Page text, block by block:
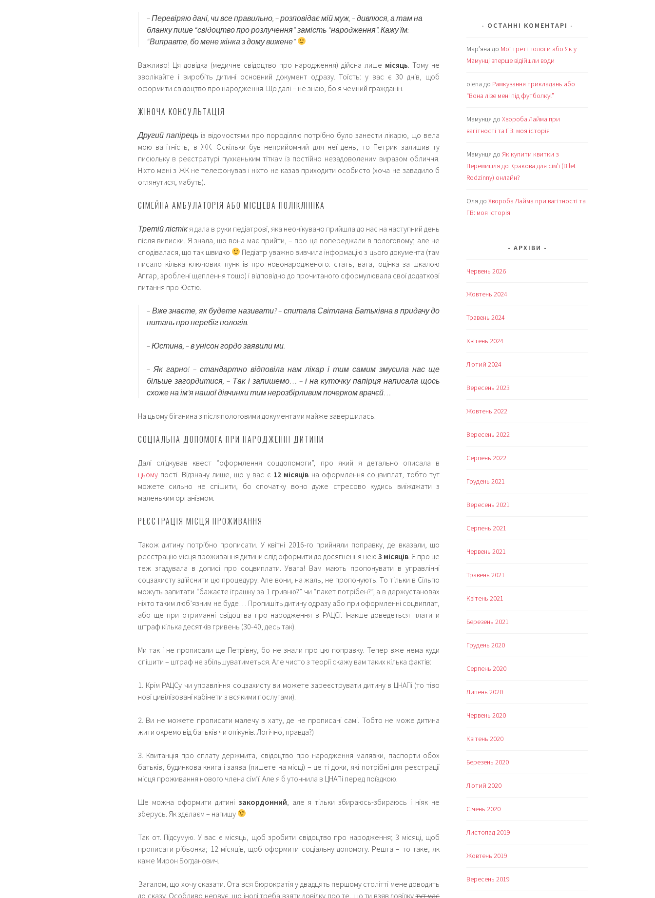
– Перевіряю дані, чи все правильно, – розповідає мій муж, – дивлюся, а там на
бланку пише “свідоцтво про розлучення” замість “народження”. Кажу їм:
“Виправте, бо мене жінка з дому вижене”
Важливо! Ця довідка (медичне свідоцтво про народження) дійсна лише місяць . Тому не
зволікайте і виробіть дитині основний документ одразу. Тоїсть: у вас є 30 днів, щоб
оформити свідоцтво про народження. Що далі – не знаю, бо я чемний гражданін.
ЖІНОЧА КОНСУЛЬТАЦІЯ
Другий папірець із відомостями про породіллю потрібно було занести лікарю, що вела
мою вагітність, в ЖК. Оскільки був неприйомний для неї день, то Петрик залишив ту
писюльку в реєстратурі пухкеньким тіткам із постійно незадоволеним виразом обличчя.
Ніхто мені з ЖК не телефонував і ніхто не казав приходити особисто (хоча не завадило б
оглянутися, мабуть).
СІМЕЙНА АМБУЛАТОРІЯ АБО МІСЦЕВА ПОЛІКЛІНІКА
Третій лістік я дала в руки педіатрові, яка неочікувано прийшла до нас на наступний день
після виписки. Я знала, що вона має прийти, – про це попереджали в пологовому; але не
сподівалася, що так швидко
Педіатр уважно вивчила інформацію з цього документа (там
писало кілька ключових пунктів про новонародженого: стать, вага, оцінка за шкалою
Апгар, зроблені щеплення тощо) і відповідно до прочитаного сформулювала свої додаткові
питання про Юстю.
– Вже знаєте, як будете називати? – спитала Світлана Батьківна в придачу до
питань про перебіг пологів.
– Юстина, – в унісон гордо заявили ми.
– Як гарно! – стандартно відповіла нам лікар і тим самим змусила нас ще
більше загордитися, – Так і запишемо… – і на куточку папірця написала щось
схоже на ім’я нашої дівчинки тим нерозбірливим почерком врачєй…
На цьому біганина з післяпологовими документами майже завершилась.
СОЦІАЛЬНА ДОПОМОГА ПРИ НАРОДЖЕННІ ДИТИНИ
Далі слідкував квест “оформлення соцдопомоги”, про який я детально описала в
цьому пості. Відзначу лише, що у вас є 12 місяців на оформлення соцвиплат, тобто тут
можете сильно не спішити, бо спочатку воно дуже стресово кудись виїжджати з
маленьким організмом.
РЕЄСТРАЦІЯ МІСЦЯ ПРОЖИВАННЯ
Також дитину потрібно прописати. У квітні 2016-го прийняли поправку, де вказали, що
реєстрацію місця проживання дитини слід оформити до досягнення нею 3 місяців . Я про це
теж згадувала в дописі про соцвиплати. Увага! Вам мають пропонувати в управлінні
соцзахисту здійснити цю процедуру. Але вони, на жаль, не пропонують. То тільки в Сільпо
можуть запитати “бажаєте іграшку за 1 гривню?” чи “пакет потрібен?”, а в держустановах
ніхто таким люб’язним не буде… Пропишіть дитину одразу або при оформленні соцвиплат,
або ще при отриманні свідоцтва про народження в РАЦСі. Інакше доведеться платити
штраф кілька десятків гривень (30-40, десь так).
Ми так і не прописали ще Петрівну, бо не знали про цю поправку. Тепер вже нема куди
спішити – штраф не збільшуватиметься. Але чисто з теорії скажу вам таких кілька фактів:
1. Крім РАЦСу чи управління соцзахисту ви можете зареєструвати дитину в ЦНАПі (то тіво
нові цивілізовані кабінети з всякими послугами).
2. Ви не можете прописати малечу в хату, де не прописані самі. Тобто не може дитина
жити окремо від батьків чи опікунів. Логічно, правда?)
3. Квитанція про сплату держмита, свідоцтво про народження малявки, паспорти обох
батьків, будинкова книга і заява (пишете на місці) – це ті доки, які потрібні для реєстрації
місця проживання нового члена сім’ї. Але я б уточнила в ЦНАПі перед поїздкою.
Ще можна оформити дитині закордонний , але я тільки збираюсь-збираюсь і ніяк не
зберусь. Як здєлаєм – напишу
Так от. Підсумую. У вас є місяць, щоб зробити свідоцтво про народження; 3 місяці, щоб
прописати рібьонка; 12 місяців, щоб оформити соціальну допомогу. Решта – то таке, як
каже Мирон Богданович.
Загалом, що хочу сказати. Ота вся бюрократія у двадцять першому столітті мене доводить
до сказу. Особливо нервує, що іноді треба взяти довідку про те, що ти взяв довідкутут має
ОСТАННІ КОМЕНТАРІ
Мар’яна до Мої треті пологи або Як у
Мамунці вперше відійшли води
olena до Рамкування прикладань або
“Вона лізе мені під футболку!”
Мамунця до Хвороба Лайма при
вагітності та ГВ: моя історія
Мамунця до Як купити квитки з
Перемишля до Кракова для сім’ї (Bilet
Rodzinny) онлайн?
Оля до Хвороба Лайма при вагітності та
ГВ: моя історія
АРХІВИ
Червень 2026
Жовтень 2024
Травень 2024
Квітень 2024
Лютий 2024
Вересень 2023
Жовтень 2022
Вересень 2022
Серпень 2022
Грудень 2021
Вересень 2021
Серпень 2021
Червень 2021
Травень 2021
Квітень 2021
Березень 2021
Грудень 2020
Серпень 2020
Липень 2020
Червень 2020
Квітень 2020
Березень 2020
Лютий 2020
Січень 2020
Листопад 2019
Жовтень 2019
Вересень 2019